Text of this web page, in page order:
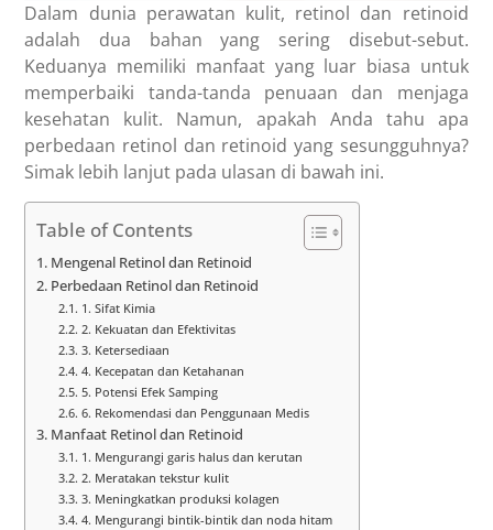
Dalam dunia perawatan kulit, retinol dan retinoid
adalah dua bahan yang sering disebut-sebut.
Keduanya memiliki manfaat yang luar biasa untuk
memperbaiki tanda-tanda penuaan dan menjaga
kesehatan kulit. Namun, apakah Anda tahu apa
perbedaan retinol dan retinoid yang sesungguhnya?
Simak lebih lanjut pada ulasan di bawah ini.
Table of Contents
Mengenal Retinol dan Retinoid
Perbedaan Retinol dan Retinoid
1. Sifat Kimia
2. Kekuatan dan Efektivitas
3. Ketersediaan
4. Kecepatan dan Ketahanan
5. Potensi Efek Samping
6. Rekomendasi dan Penggunaan Medis
Manfaat Retinol dan Retinoid
1. Mengurangi garis halus dan kerutan
2. Meratakan tekstur kulit
3. Meningkatkan produksi kolagen
4. Mengurangi bintik-bintik dan noda hitam